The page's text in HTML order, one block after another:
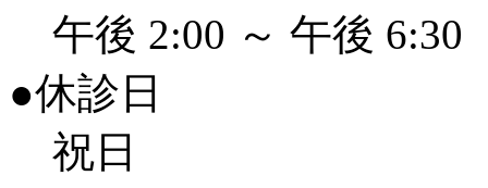
午後 2:00 ～ 午後 6:30
●休診日
祝日